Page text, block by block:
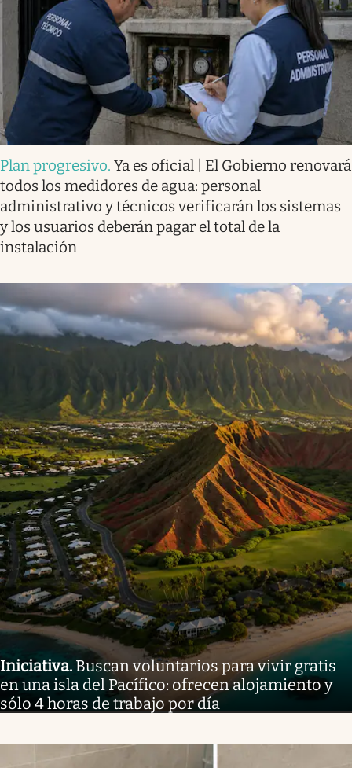
Plan progresivo. Ya es oficial | El Gobierno renovará
todos los medidores de agua: personal
administrativo y técnicos verificarán los sistemas
y los usuarios deberán pagar el total de la
instalación
Iniciativa. Buscan voluntarios para vivir gratis
en una isla del Pacífico: ofrecen alojamiento y
sólo 4 horas de trabajo por día